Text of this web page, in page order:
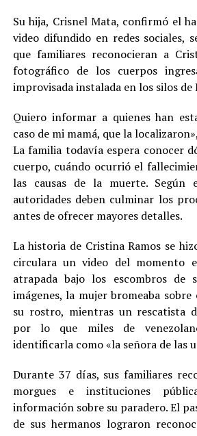
Su hija, Crisnel Mata, confirmó el
video difundido en redes sociales,
que familiares reconocieran a
fotográfico de los cuerpos
improvisada instalada en los silos de
Quiero informar a quienes han
caso de mi mamá, que la
La familia todavía espera conocer
cuerpo, cuándo ocurrió el
las causas de la muerte. Según
autoridades deben culminar los
antes de ofrecer mayores detalles.
La historia de Cristina Ramos se
circulara un video del momento
atrapada bajo los escombros de
imágenes, la mujer bromeaba
su rostro, mientras un rescatista
por lo que miles de
identificarla como «la señora de las
Durante 37 días, sus familiares
morgues e instituciones
información sobre su paradero. El
de sus hermanos lograron